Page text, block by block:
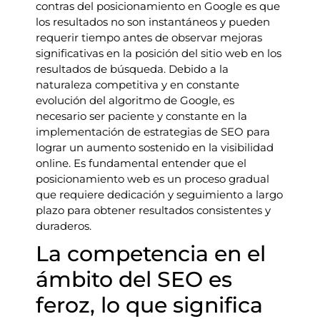
contras del posicionamiento en Google es que
los resultados no son instantáneos y pueden
requerir tiempo antes de observar mejoras
significativas en la posición del sitio web en los
resultados de búsqueda. Debido a la
naturaleza competitiva y en constante
evolución del algoritmo de Google, es
necesario ser paciente y constante en la
implementación de estrategias de SEO para
lograr un aumento sostenido en la visibilidad
online. Es fundamental entender que el
posicionamiento web es un proceso gradual
que requiere dedicación y seguimiento a largo
plazo para obtener resultados consistentes y
duraderos.
La competencia en el
ámbito del SEO es
feroz, lo que significa